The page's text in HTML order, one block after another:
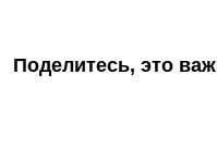
Поделитесь, это